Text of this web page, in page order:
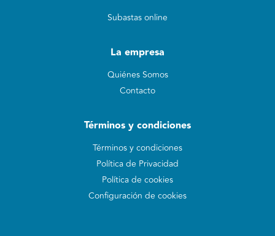
Subastas online
La empresa
Quiénes Somos
Contacto
Términos y condiciones
Términos y condiciones
Política de Privacidad
Política de cookies
Configuración de cookies